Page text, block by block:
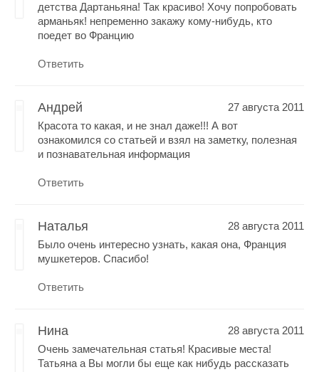
детства Дартаньяна! Так красиво! Хочу попробовать
арманьяк! непременно закажу кому-нибудь, кто
поедет во Францию
Ответить
Андрей
27 августа 2011
Красота то какая, и не знал даже!!! А вот
ознакомился со статьей и взял на заметку, полезная
и познавательная информация
Ответить
Наталья
28 августа 2011
Было очень интересно узнать, какая она, Франция
мушкетеров. Спасибо!
Ответить
Нина
28 августа 2011
Очень замечательная статья! Красивые места!
Татьяна а Вы могли бы еще как нибудь рассказать